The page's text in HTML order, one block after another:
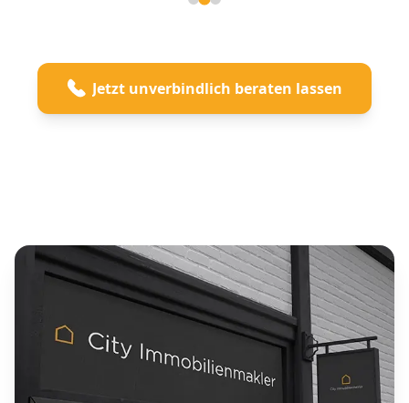
Jetzt unverbindlich beraten lassen